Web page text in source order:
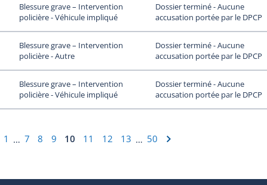
Blessure grave – Intervention
policière - Véhicule impliqué
Dossier terminé - Aucune
accusation portée par le DPCP
Blessure grave – Intervention
policière - Autre
Dossier terminé - Aucune
accusation portée par le DPCP
Blessure grave – Intervention
policière - Véhicule impliqué
Dossier terminé - Aucune
accusation portée par le DPCP
1 … 7 8 9 10 11 12 13 … 50